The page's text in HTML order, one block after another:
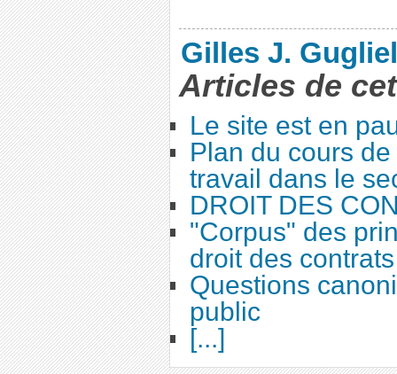
Gilles J.
Articles de
Le site est en
Plan du cours
travail dans le
DROIT DES
"Corpus" des
droit des
Questions
public
[...]